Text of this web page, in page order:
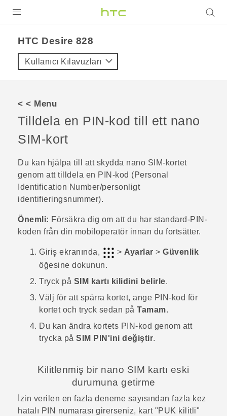
VIVE
VIVERSE
DESTEK
HTC Desire 828‎
Kullanıcı Kılavuzları
< < Menu
Tilldela en PIN-kod till ett nano
SIM-kort
Du kan hjälpa till att skydda nano SIM-kortet
genom att tilldela en PIN-kod (Personal
Identification Number/personligt
identifieringsnummer).
Önemli: Försäkra dig om att du har standard-PIN-
koden från din mobiloperatör innan du fortsätter.
Giriş ekranında, > Ayarlar > Güvenlik
öğesine dokunun.
Tryck på SIM kartı kilidini belirle.
Välj för att spärra kortet, ange PIN-kod för
kortet och tryck sedan på Tamam.
Du kan ändra kortets PIN-kod genom att
trycka på SIM PIN'ini değiştir.
Kilitlenmiş bir nano SIM kartı eski
durumuna getirme
İzin verilen en fazla deneme sayısından fazla kez
hatalı PIN numarası girerseniz, kart "‍PUK kilitli"‍